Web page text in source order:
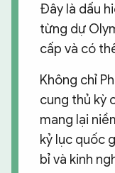
Đây là dấu
từng dự
cấp và có
Không chỉ
cung thủ kỳ
mang lại
kỷ lục quốc
bỉ và kinh